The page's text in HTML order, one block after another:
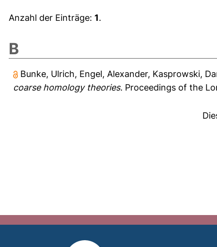
Anzahl der Einträge: 1.
B
Bunke, Ulrich, Engel, Alexander, Kasprowski,
coarse homology theories. Proceedings of the